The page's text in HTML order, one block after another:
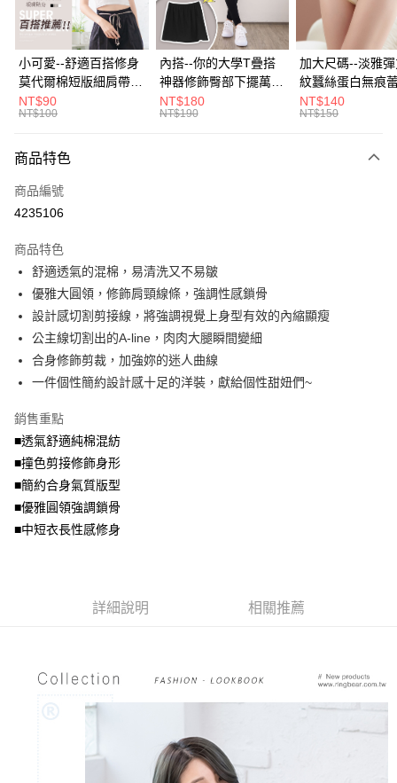
街口支付
悠遊付
Google Pay
全盈+PAY
大哥付你分期
【大哥付你分期使用說明】
1.本服務由台灣大哥大提供，台灣大哥大用戶可立即使用無須另外申請。
流程，驗證手機門號後，選擇欲分期的期數、繳款截止日，確認付款後即完
成交易。
3.實際核准額度、可分期數及費用金額請依後續交易確認頁面所載為準。
4.訂單成立30分鐘內，如未前往確認交易或遇審核未通過，訂單將自動取
法說明評估內容。
【繳款方式說明】
1.分期款項不併入電信帳單，「大哥付你分期」於每月結算日後寄送繳費提
醒簡訊。
2.透過簡訊連結打開帳單後，可選擇「超商條碼／台灣大直營門市／銀行轉
【注意事項】
1.本服務係由「台灣大哥大股份有限公司」（以下簡稱本公司）所提供，讓
用戶於交易時，得透過本服務購買商品或服務，並由商店將買賣／分期付款
買賣價金債權讓與本公司後，依約使用本公司帳單繳交帳款。
資料（包含姓名、電話或地址）提供予台灣大哥大進項蒐集、處理及利用，
由本公司與您本人進行分期帳單所需資料之確認、核對及更正。
AFTEE先享後付
【關於「AFTEE先享後付」】
AFTEE先享後付是「在收到商品之後才付款」的支付方式。 讓您購物簡單
便利好安心！
１．簡單：不需註冊會員、不需綁卡、不需儲值。
２．便利：只要手機號碼，簡訊認證，即可結帳。
３．安心：先確認商品／服務後，再付款。
【「AFTEE先享後付」結帳流程】
１．於結帳方式選擇「AFTEE先享後付」後，將跳轉至「AFTEE先享後付」
３．收到繳費通知簡訊後14天內，點擊此簡訊中的連結，可透過四大超商／
ATM／網路銀行／等多元方式進行付款，方視為交易完成。
※ 請注意：結帳手續完成當下不需立刻繳費，但若您需要取消訂單，請聯絡
購買商品的店家。未經商家同意取消之訂單仍視為有效，需透過AFTEE先享
後付繳納相關費用。
※ 交易是否成功請以「AFTEE先享後付 」之結帳頁面顯示為準，若有關於
是否繳費成功／繳費後需取消欲退款等相關疑問，請聯繫「AFTEE先享後付
客戶支援中心」https://netprotections.freshdesk.com/support/home
易，需依本服務之必要範圍內提供個人資料，並將交易相關給付款項請求債
權轉讓予恩沛科技股份有限公司。
「AFTEE先享後付」，若未經同意申辦者引起之損失，本公司不負相關責
４．使用「AFTEE先享後付」時，將依據個別帳號之用戶狀況，依本公司即
時審查核予不同之上限額度；若仍有額度不足之情形，本公司將視審查結果
５．嚴禁一人註冊多個帳號或使用他人資訊註冊。若發現惡意使用之情形，
恩沛科技股份有限公司將有權停止該用戶之使用額度並採取法律行動。
ATM付款
全家取貨付款
每筆NT$70，滿NT$699(含以上)免運費
付款後全家取貨
每筆NT$70，滿NT$699(含以上)免運費
7-11取貨付款
每筆NT$70，滿NT$799(含以上)免運費
付款後7-11取貨
每筆NT$70，滿NT$699(含以上)免運費
小可愛--舒適百搭修身
莫代爾棉短版細肩帶素
色背心(白.黑.灰L-2L)-
U582眼圈熊中大尺碼
NT$90
NT$100
內搭--你的大學T疊搭
神器修飾臀部下擺萬用
內搭裙/遮臀裙(黑2L-
6L)-Q155眼圈熊中大
NT$180
NT$190
加大尺碼--淡雅
紋蠶絲蛋白無痕
角內褲(白.粉.藍.
3L)-L28眼圈熊中
NT$140
NT$150
商品特色
商品編號
4235106
商品特色
舒適透氣的混棉，易清洗又不易皺
優雅大圓領，修飾肩頸線條，強調性感鎖骨
設計感切割剪接線，將強調視覺上身型有效的內縮顯瘦
公主線切割出的A-line，肉肉大腿瞬間變細
合身修飾剪裁，加強妳的迷人曲線
一件個性簡約設計感十足的洋裝，獻給個性甜妞們~
銷售重點
■透氣舒適純棉混紡
■撞色剪接修飾身形
■簡約合身氣質版型
■優雅圓領強調鎖骨
■中短衣長性感修身
詳細說明 相關推薦